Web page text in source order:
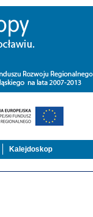
Kalejdoskop